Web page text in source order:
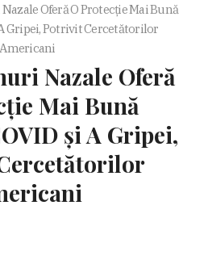
Oferă O Protecție Mai Bună
Gripei, Potrivit Cercetătorilor
Americani
Nazale Oferă
Mai Bună
și A Gripei,